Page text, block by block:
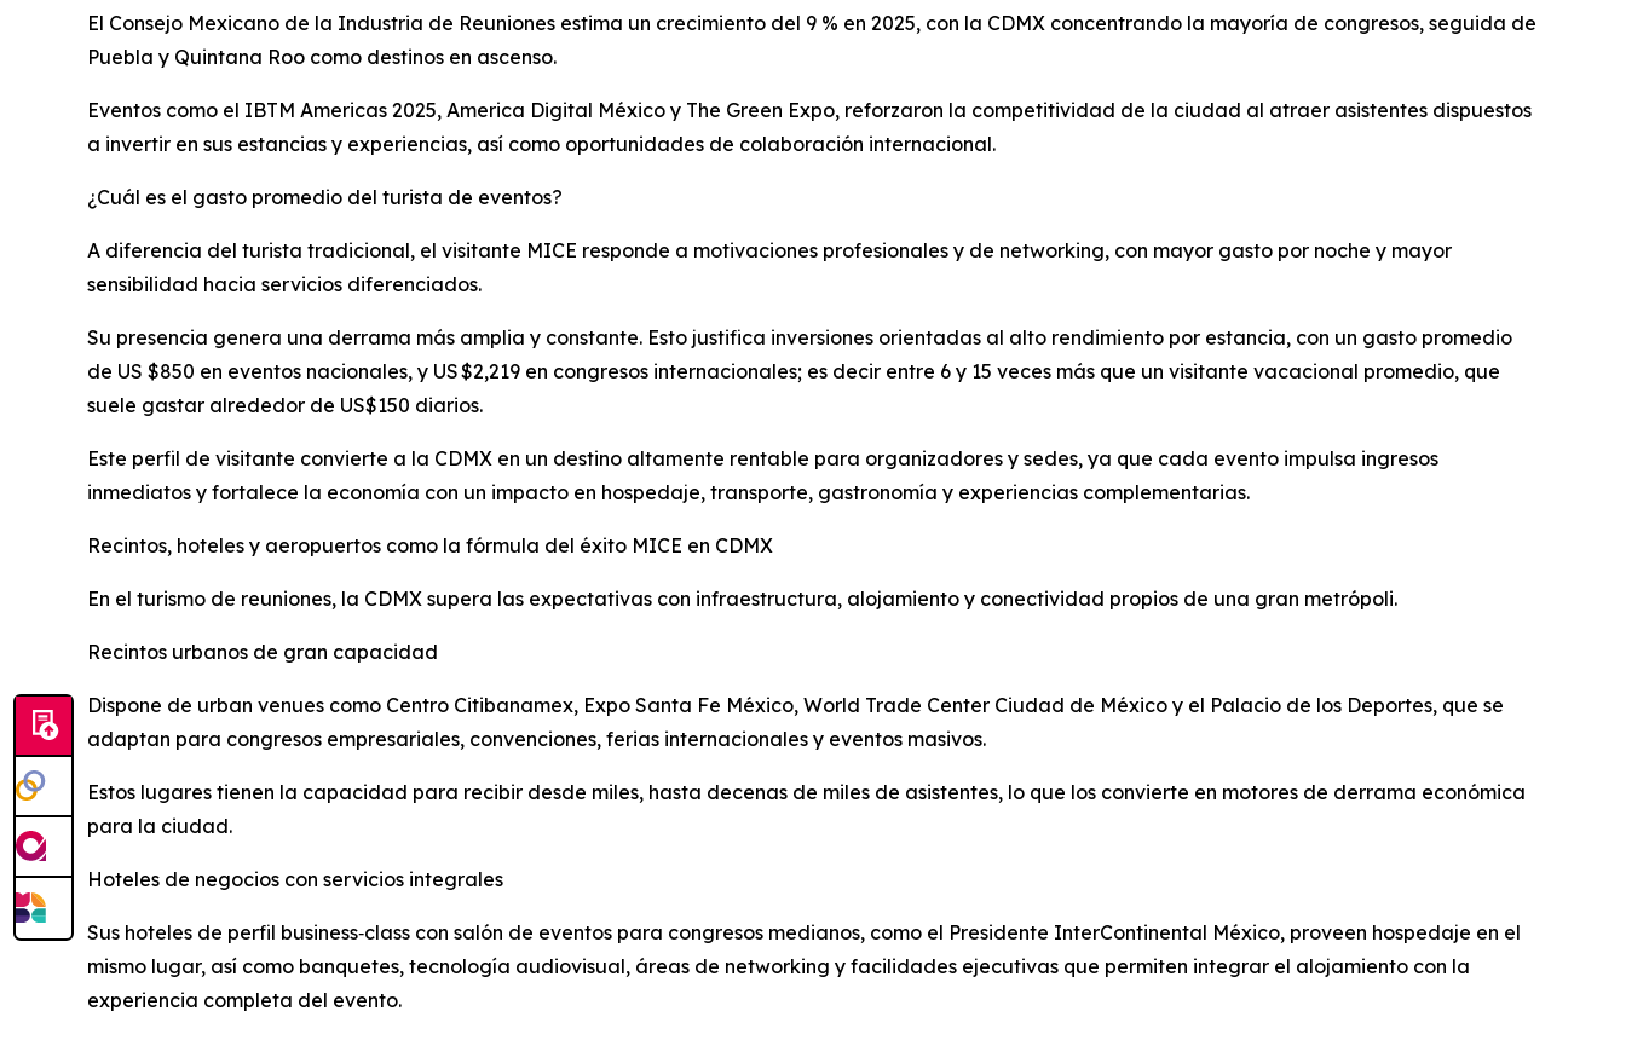
El Consejo Mexicano de la Industria de Reuniones estima un crecimiento del 9 % en 2025, con la CDMX concentrando la mayoría de congresos, seguida de
Puebla y Quintana Roo como destinos en ascenso.
Eventos como el IBTM Americas 2025, America Digital México y The Green Expo, reforzaron la competitividad de la ciudad al atraer asistentes dispuestos
a invertir en sus estancias y experiencias, así como oportunidades de colaboración internacional.
¿Cuál es el gasto promedio del turista de eventos?
A diferencia del turista tradicional, el visitante MICE responde a motivaciones profesionales y de networking, con mayor gasto por noche y mayor
sensibilidad hacia servicios diferenciados.
Su presencia genera una derrama más amplia y constante. Esto justifica inversiones orientadas al alto rendimiento por estancia, con un gasto promedio
de US $850 en eventos nacionales, y US $2,219 en congresos internacionales; es decir entre 6 y 15 veces más que un visitante vacacional promedio, que
suele gastar alrededor de US$150 diarios.
Este perfil de visitante convierte a la CDMX en un destino altamente rentable para organizadores y sedes, ya que cada evento impulsa ingresos
inmediatos y fortalece la economía con un impacto en hospedaje, transporte, gastronomía y experiencias complementarias.
Recintos, hoteles y aeropuertos como la fórmula del éxito MICE en CDMX
En el turismo de reuniones, la CDMX supera las expectativas con infraestructura, alojamiento y conectividad propios de una gran metrópoli.
Recintos urbanos de gran capacidad
Dispone de urban venues como Centro Citibanamex, Expo Santa Fe México, World Trade Center Ciudad de México y el Palacio de los Deportes, que se
adaptan para congresos empresariales, convenciones, ferias internacionales y eventos masivos.
Estos lugares tienen la capacidad para recibir desde miles, hasta decenas de miles de asistentes, lo que los convierte en motores de derrama económica
para la ciudad.
Hoteles de negocios con servicios integrales
Sus hoteles de perfil business‑class con salón de eventos para congresos medianos, como el Presidente InterContinental México, proveen hospedaje en el
mismo lugar, así como banquetes, tecnología audiovisual, áreas de networking y facilidades ejecutivas que permiten integrar el alojamiento con la
experiencia completa del evento.